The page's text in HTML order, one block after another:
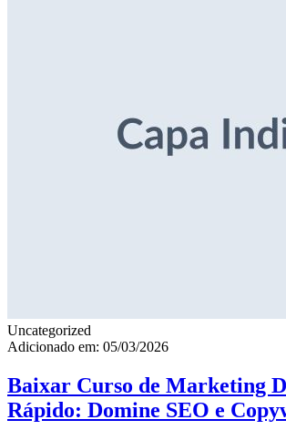
Uncategorized
Adicionado em: 05/03/2026
Baixar Curso de Marketing
Rápido: Domine SEO e